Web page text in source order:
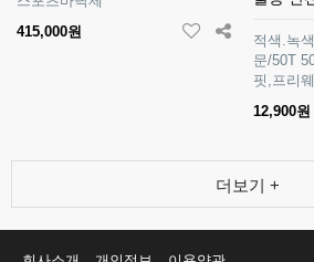
415,000원
적색.녹
문/50T
핏,프리
12,900원
더보기 +